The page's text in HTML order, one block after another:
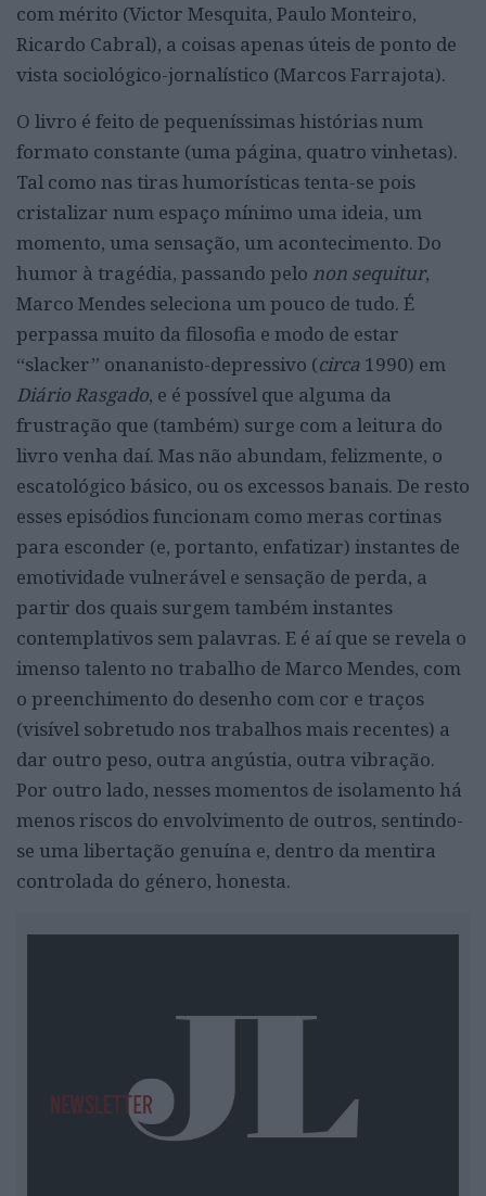
com mérito (Victor Mesquita, Paulo Monteiro,
Ricardo Cabral), a coisas apenas úteis de ponto de
vista sociológico-jornalístico (Marcos Farrajota).
O livro é feito de pequeníssimas histórias num
formato constante (uma página, quatro vinhetas).
Tal como nas tiras humorísticas tenta-se pois
cristalizar num espaço mínimo uma ideia, um
momento, uma sensação, um acontecimento. Do
humor à tragédia, passando pelo non sequitur,
Marco Mendes seleciona um pouco de tudo. É
perpassa muito da filosofia e modo de estar
“slacker” onananisto-depressivo (circa 1990) em
Diário Rasgado, e é possível que alguma da
frustração que (também) surge com a leitura do
livro venha daí. Mas não abundam, felizmente, o
escatológico básico, ou os excessos banais. De resto
esses episódios funcionam como meras cortinas
para esconder (e, portanto, enfatizar) instantes de
emotividade vulnerável e sensação de perda, a
partir dos quais surgem também instantes
contemplativos sem palavras. E é aí que se revela o
imenso talento no trabalho de Marco Mendes, com
o preenchimento do desenho com cor e traços
(visível sobretudo nos trabalhos mais recentes) a
dar outro peso, outra angústia, outra vibração.
Por outro lado, nesses momentos de isolamento há
menos riscos do envolvimento de outros, sentindo-
se uma libertação genuína e, dentro da mentira
controlada do género, honesta.